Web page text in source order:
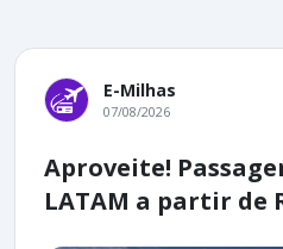
E-Milhas
07/08/2026
Aproveite!
LATAM a partir de